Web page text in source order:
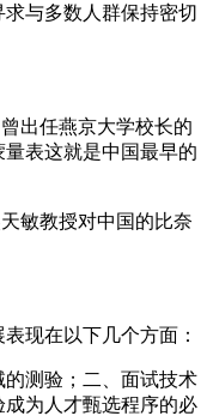
与多数人群保持密切
出任燕京大学校长的
表这就是中国最早的
敏教授对中国的比奈
现在以下几个方面：
测验；二、面试技术
为人才甄选程序的必